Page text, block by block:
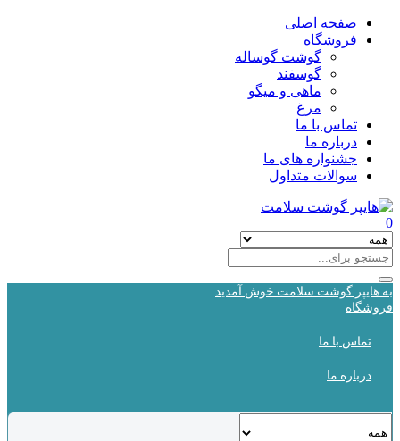
صفحه اصلی
فروشگاه
گوشت گوساله
گوسفند
ماهی و میگو
مرغ
تماس با ما
درباره ما
جشنواره های ما
سوالات متداول
به هایپر گوشت سلامت خوش آمدید
فروشگاه
تماس با ما
درباره ما